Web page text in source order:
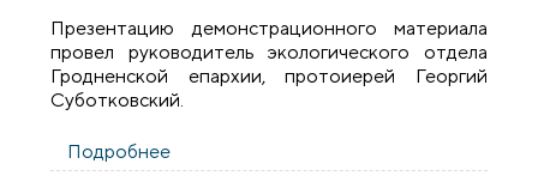
Презентацию демонстрационного материала
провел руководитель экологического отдела
Гродненской епархии, протоиерей Георгий
Суботковский.
Подробнее
епархии провел презентацию в